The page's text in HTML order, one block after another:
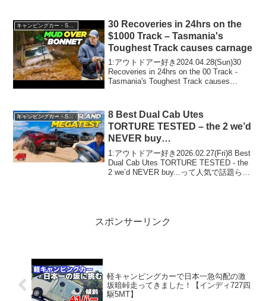
で！！2:アウトドアー好き...
キャンピングカー・SUV人気車種
30 Recoveries in 24hrs on the
$1000 Track – Tasmania's
Toughest Track causes carnage
1:アウトドアー好き2024.04.28(Sun)30
Recoveries in 24hrs on the 00 Track -
Tasmania's Toughest Track causes
キャンピングカー・SUV人気車種
8 Best Dual Cab Utes
TORTURE TESTED – the 2 we’d
NEVER buy…
1:アウトドアー好き2026.02.27(Fri)8 Best
Dual Cab Utes TORTURE TESTED - the
2 we’d NEVER buy...って人気で話題らし
スポンサーリンク
軽キャンピングカーで日本一急勾配の激
坂暗峠走ってきました！【インディ727四
駆5MT】